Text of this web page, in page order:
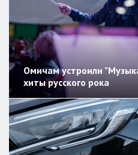
Омичам устроили
хиты русского рока